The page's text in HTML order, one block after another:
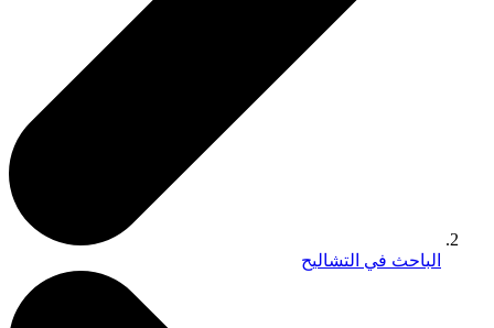
الباحث في التشاليح